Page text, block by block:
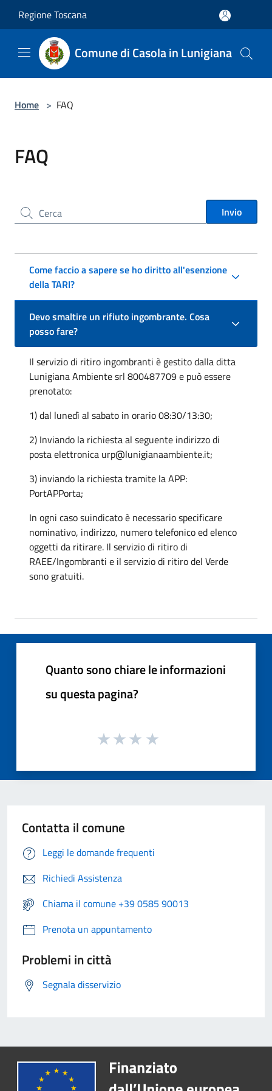
Regione Toscana
Comune di Casola in Lunigiana
Home > FAQ
FAQ
Cerca nel sito Invio
Come faccio a sapere se ho diritto all'esenzione
della TARI?
Devo smaltire un rifiuto ingombrante. Cosa
posso fare?
Il servizio di ritiro ingombranti è gestito dalla ditta
Lunigiana Ambiente srl 800487709 e può essere
prenotato:
1) dal lunedì al sabato in orario 08:30/13:30;
2) Inviando la richiesta al seguente indirizzo di
posta elettronica urp@lunigianaambiente.it;
3) inviando la richiesta tramite la APP:
PortAPPorta;
In ogni caso suindicato è necessario specificare
nominativo, indirizzo, numero telefonico ed elenco
oggetti da ritirare. Il servizio di ritiro di
RAEE/Ingombranti e il servizio di ritiro del Verde
sono gratuiti.
Quanto sono chiare le informazioni
su questa pagina?
Contatta il comune
Leggi le domande frequenti
Richiedi Assistenza
Chiama il comune +39 0585 90013
Prenota un appuntamento
Problemi in città
Segnala disservizio